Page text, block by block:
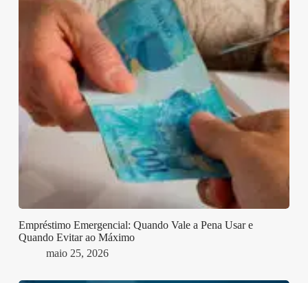
Empréstimo Emergencial: Quando Vale a Pena Usar e
Quando Evitar ao Máximo
maio 25, 2026